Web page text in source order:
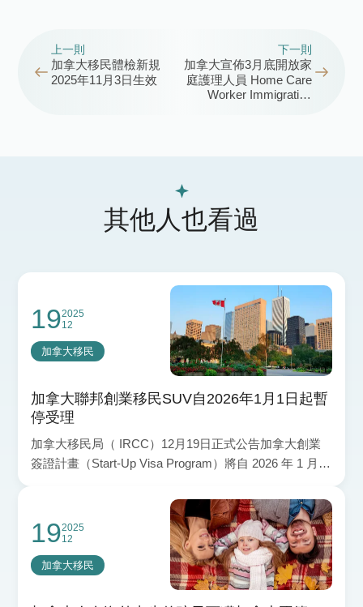
上一則
加拿大移民體檢新規
2025年11月3日生效
下一則
加拿大宣佈3月底開放家
庭護理人員 Home Care
Worker Immigration
其他人也看過
192025
12
加拿大移民
加拿大聯邦創業移民SUV自2026年1月1日起暫
停受理
加拿大移民局（ IRCC）12月19日正式公告加拿大創業
簽證計畫（Start-Up Visa Program）將自 2026 年 1 月 1
192025
12
加拿大移民